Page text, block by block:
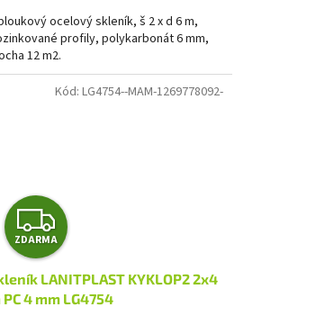
ocelový skleník, š 2 x d 6 m,
profily, polykarbonát 6 mm,
12 m2.
Z
D
A
ZDARMA
LANITPLAST KYKLOP2 2x4
PC 4 mm LG4754
Kód: LG4754--MAM-1269778092-